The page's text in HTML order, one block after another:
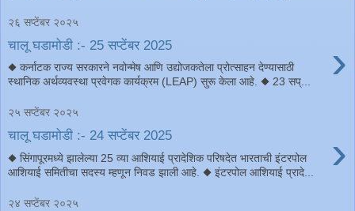
२६ सप्टेंबर २०२५
चालू घडामोडी :- 25 सप्टेंबर 2025 ›
◆ कर्नाटक राज्य सरकारने नवोन्मेष आणि उद्योजकतेला प्रोत्साहन देण्यासाठी
स्थानिक अर्थव्यवस्था प्रवेगक कार्यक्रम (LEAP) सुरू केला आहे. ◆ 23 सप्...
२५ सप्टेंबर २०२५
चालू घडामोडी :- 24 सप्टेंबर 2025 ›
◆ सिंगापूरमध्ये झालेल्या 25 व्या आशियाई प्रादेशिक परिषदेत भारताची इंटरपोल
आशियाई समितीचा सदस्य म्हणून निवड झाली आहे. ◆ इंटरपोल आशियाई प्रादे...
२४ सप्टेंबर २०२५